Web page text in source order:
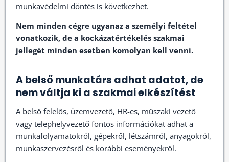
munkavédelmi döntés is következhet.
Nem minden cégre ugyanaz a személyi feltétel
vonatkozik, de a kockázatértékelés szakmai
jellegét minden esetben komolyan kell venni.
A belső munkatárs adhat adatot, de
nem váltja ki a szakmai elkészítést
A belső felelős, üzemvezető, HR-es, műszaki vezető
vagy telephelyvezető fontos információkat adhat a
munkafolyamatokról, gépekről, létszámról, anyagokról,
munkaszervezésről és korábbi eseményekről.